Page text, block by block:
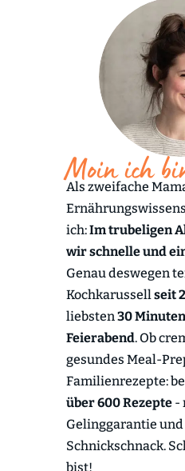
Moin ich
Als zweifache
ich:Im trubeligen
wir schnelle und
Genau deswegen
Kochkarussellseit
liebsten30
Feierabend. Ob
gesundes Meal-
Familienrezepte:
über 600 Rezepte-
Gelinggarantie und
Schnickschnack.
bist!